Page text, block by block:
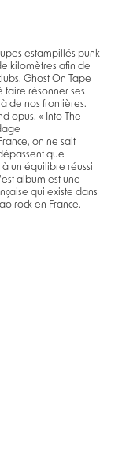
estampillés punk
kilomètres afin de
Ghost On Tape
faire résonner ses
de nos frontières.
opus. « Into The
on ne sait
que
un équilibre réussi
album est une
qui existe dans
rock en France.